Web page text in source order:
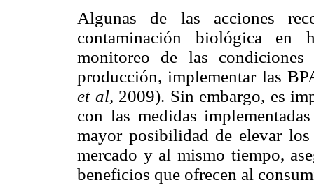
Algunas de las acciones
contaminación biológica en
monitoreo de las
producción, implementar las
et al, 2009). Sin embargo, es
con las medidas
mayor posibilidad de elevar los
mercado y al mismo tiempo,
beneficios que ofrecen al